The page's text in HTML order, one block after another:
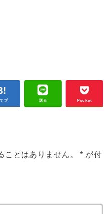
ブ 送る Pocket
ことはありません。 * が付